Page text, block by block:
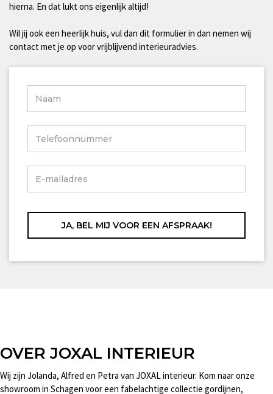
hierna. En dat lukt ons eigenlijk altijd!
Wil jij ook een heerlijk huis, vul dan dit formulier in dan nemen wij
contact met je op voor vrijblijvend interieuradvies.
OVER JOXAL INTERIEUR
Wij zijn Jolanda, Alfred en Petra van JOXAL interieur. Kom naar onze
showroom in Schagen voor een fabelachtige collectie gordijnen,